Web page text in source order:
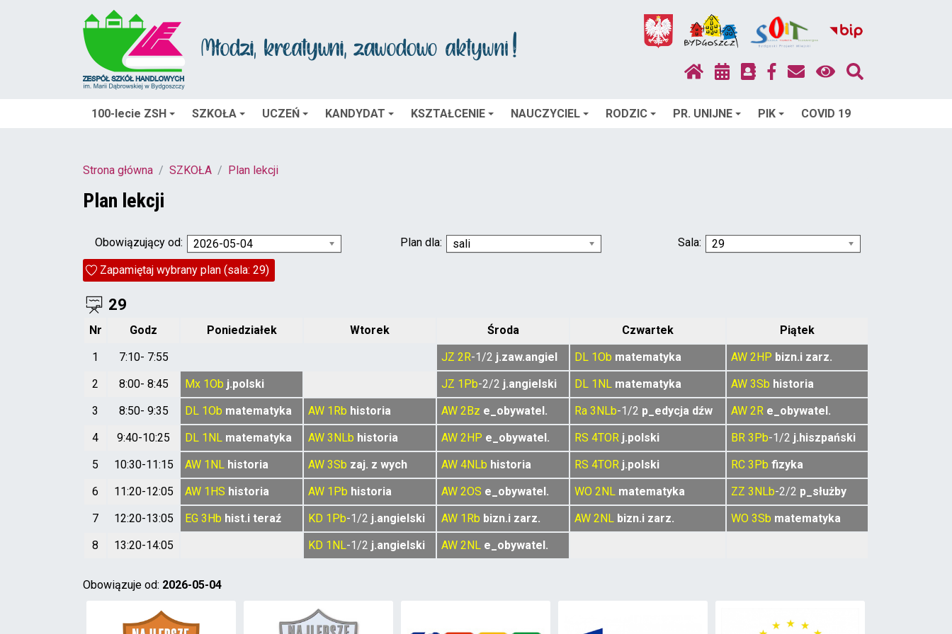
100-lecie ZSH SZKOŁA UCZEŃ KANDYDAT KSZTAŁCENIE NAUCZYCIEL RODZIC PR. UNIJNE PIK COVID 19
Strona główna SZKOŁA Plan lekcji
Plan lekcji
Obowiązujący od: 2026-05-04 Plan dla: sali Sala:
29
Zapamiętaj wybrany plan (sala: 29)
29
Nr Godz Poniedziałek Wtorek Środa Czwartek
Piątek
1
7:10- 7:55 JZ 2R-1/2 j.zaw.angiel DL 1Ob matematyka AW 2HP bizn.i zarz.
2
8:00- 8:45 Mx 1Ob j.polski JZ 1Pb-2/2 j.angielski DL 1NL matematyka AW 3Sb historia
3
8:50- 9:35 DL 1Ob matematyka AW 1Rb historia AW 2Bz e_obywatel. Ra 3NLb-1/2 p_edycja dźw AW 2R e_obywatel.
4
9:40-10:25 DL 1NL matematyka AW 3NLb historia AW 2HP e_obywatel. RS 4TOR j.polski BR 3Pb-1/2 j.hiszpański
5
10:30-11:15 AW 1NL historia AW 3Sb zaj. z wych AW 4NLb historia RS 4TOR j.polski RC 3Pb fizyka
6
11:20-12:05 AW 1HS historia AW 1Pb historia AW 2OS e_obywatel. WO 2NL matematyka ZZ 3NLb-2/2 p_służby
7
12:20-13:05 EG 3Hb hist.i teraź KD 1Pb-1/2 j.angielski AW 1Rb bizn.i zarz. AW 2NL bizn.i zarz. WO 3Sb matematyka
8
13:20-14:05 KD 1NL-1/2 j.angielski AW 2NL e_obywatel.
Obowiązuje od: 2026-05-04